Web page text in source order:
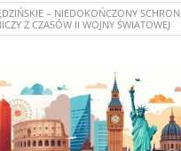
– NIEDOKOŃCZONY SCHRON
Z CZASÓW II WOJNY ŚWIATOWEJ